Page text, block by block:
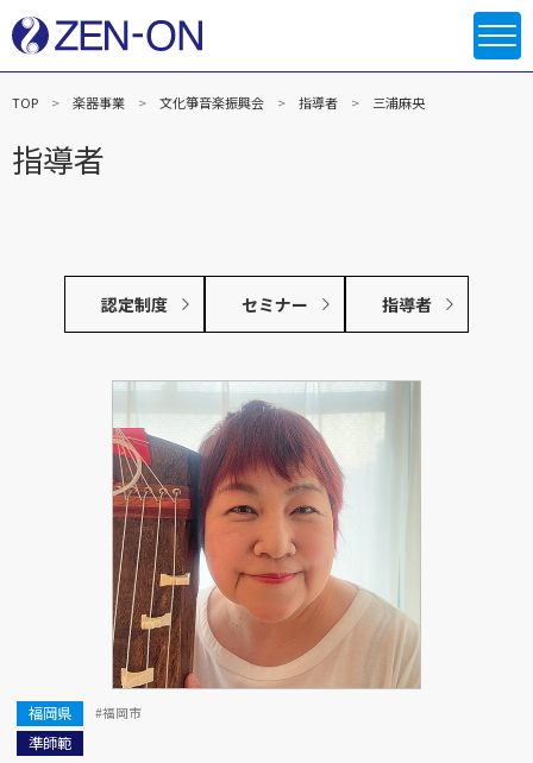
TOP 楽器事業 文化箏音楽振興会 指導者 三浦麻央
指導者
認定制度 セミナー 指導者
福岡県 #福岡市
準師範